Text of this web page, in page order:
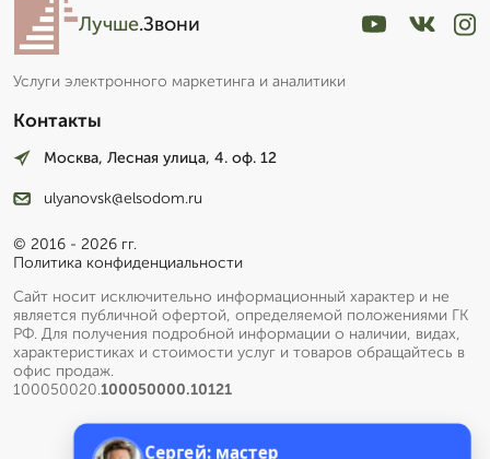
Лучше.Звони
Услуги электронного маркетинга и аналитики
Контакты
Москва, Лесная улица, 4. оф. 12
ulyanovsk@elsodom.ru
© 2016 - 2026 гг.
Политика конфиденциальности
Сайт носит исключительно информационный характер и не
является публичной офертой, определяемой положениями ГК
РФ. Для получения подробной информации о наличии, видах,
характеристиках и стоимости услуг и товаров обращайтесь в
офис продаж.
100050020.100050000.10121
Сергей: мастер